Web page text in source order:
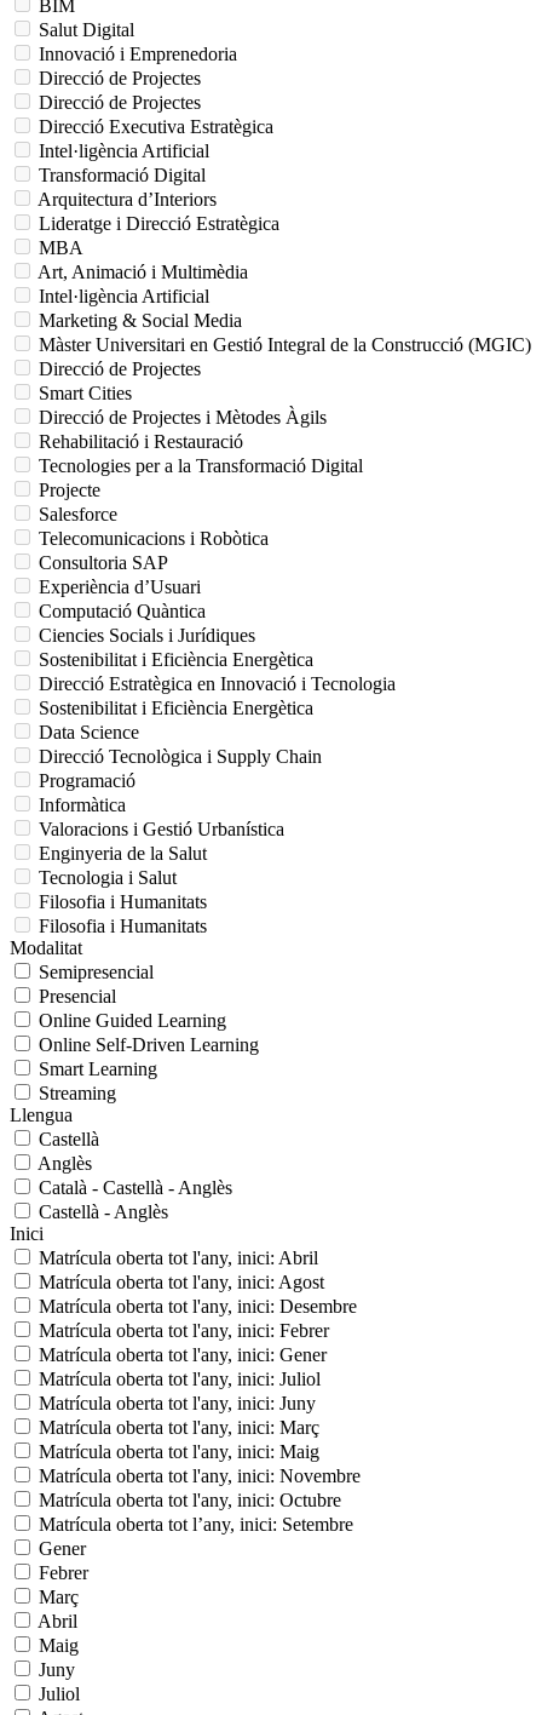
BIM
Salut Digital
Innovació i Emprenedoria
Direcció de Projectes
Direcció de Projectes
Direcció Executiva Estratègica
Intel·ligència Artificial
Transformació Digital
Arquitectura d’Interiors
Lideratge i Direcció Estratègica
MBA
Art, Animació i Multimèdia
Intel·ligència Artificial
Marketing & Social Media
Màster Universitari en Gestió Integral de la Construcció (MGIC)
Direcció de Projectes
Smart Cities
Direcció de Projectes i Mètodes Àgils
Rehabilitació i Restauració
Tecnologies per a la Transformació Digital
Projecte
Salesforce
Telecomunicacions i Robòtica
Consultoria SAP
Experiència d’Usuari
Computació Quàntica
Ciencies Socials i Jurídiques
Sostenibilitat i Eficiència Energètica
Direcció Estratègica en Innovació i Tecnologia
Sostenibilitat i Eficiència Energètica
Data Science
Direcció Tecnològica i Supply Chain
Programació
Informàtica
Valoracions i Gestió Urbanística
Enginyeria de la Salut
Tecnologia i Salut
Filosofia i Humanitats
Filosofia i Humanitats
Modalitat
Semipresencial
Presencial
Online Guided Learning
Online Self-Driven Learning
Smart Learning
Streaming
Llengua
Castellà
Anglès
Català - Castellà - Anglès
Castellà - Anglès
Inici
Matrícula oberta tot l'any, inici: Abril
Matrícula oberta tot l'any, inici: Agost
Matrícula oberta tot l'any, inici: Desembre
Matrícula oberta tot l'any, inici: Febrer
Matrícula oberta tot l'any, inici: Gener
Matrícula oberta tot l'any, inici: Juliol
Matrícula oberta tot l'any, inici: Juny
Matrícula oberta tot l'any, inici: Març
Matrícula oberta tot l'any, inici: Maig
Matrícula oberta tot l'any, inici: Novembre
Matrícula oberta tot l'any, inici: Octubre
Matrícula oberta tot l’any, inici: Setembre
Gener
Febrer
Març
Abril
Maig
Juny
Juliol